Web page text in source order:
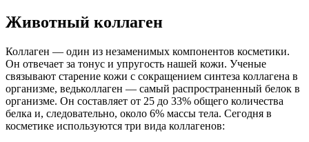
Животный коллаген
Коллаген — один из незаменимых компонентов косметики.
Он отвечает за тонус и упругость нашей кожи. Ученые
связывают старение кожи с сокращением синтеза коллагена в
организме, ведьколлаген — самый распространенный белок в
организме. Он составляет от 25 до 33% общего количества
белка и, следовательно, около 6% массы тела. Сегодня в
косметике используются три вида коллагенов: